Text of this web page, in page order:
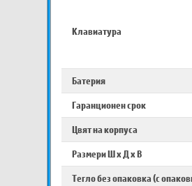
Клавиатура
Батерия
Гаранционен срок
Цвят на корпуса
Размери Ш х Д х В
Тегло без опаковка (с